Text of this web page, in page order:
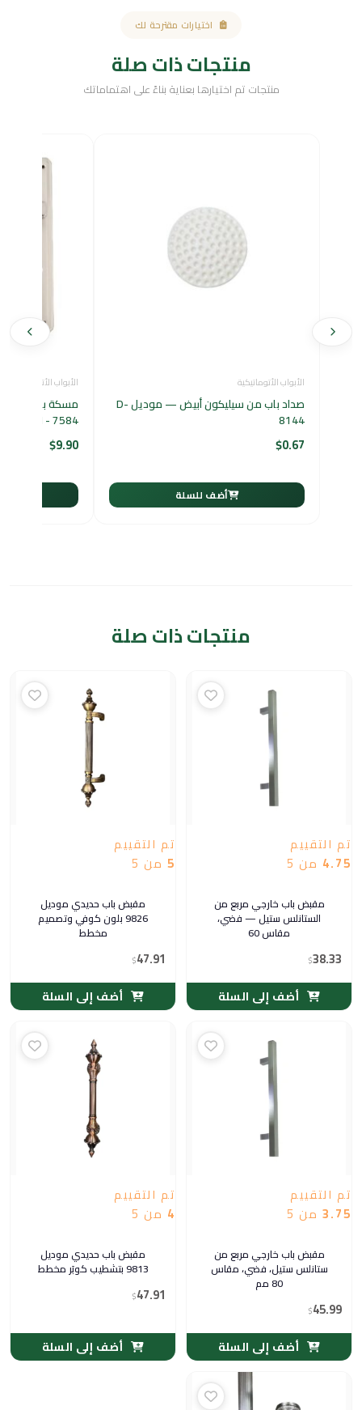
اختيارات مقترحة لك
منتجات ذات صلة
منتجات تم اختيارها بعناية بناءً على اهتماماتك
الأبواب الأتوماتيكية
صداد باب من سيليكون أبيض — موديل D-
8144
$0.67
أضف للسلة
الأبواب الأتوماتيكية
مسكة باب
7584 - JAYDEN MSN
$9.90
منتجات ذات صلة
تم التقييم
4.75 من 5
مقبض باب خارجي مربع من
الستانلس ستيل — فضي،
مقاس 60
$38.33
أضف إلى السلة
تم التقييم
5 من 5
مقبض باب حديدي موديل
9826 بلون كوفي وتصميم
مخطط
$47.91
أضف إلى السلة
تم التقييم
3.75 من 5
مقبض باب خارجي مربع من
ستانلس ستيل، فضي، مقاس
80 مم
$45.99
أضف إلى السلة
تم التقييم
4 من 5
مقبض باب حديدي موديل
9813 بتشطيب كوبَر مخطط
$47.91
أضف إلى السلة